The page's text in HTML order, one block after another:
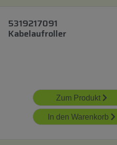
5319217091
Kabelaufroller
Zum Produkt
In den Warenkorb